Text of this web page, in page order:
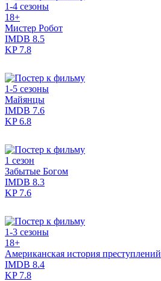
1-4 сезоны
18+
Мистер Робот
IMDB 8.5
KP7.8
1-5 сезоны
Майянцы
IMDB 7.6
KP6.8
1 сезон
Забытые Богом
IMDB 8.3
KP7.6
1-3 сезоны
18+
Американская история преступлений
IMDB 8.4
KP7.8